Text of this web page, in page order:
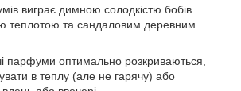
виграє димною солодкістю бобів
теплотою та сандаловим деревним
парфуми оптимально розкриваються,
в теплу (але не гарячу) або